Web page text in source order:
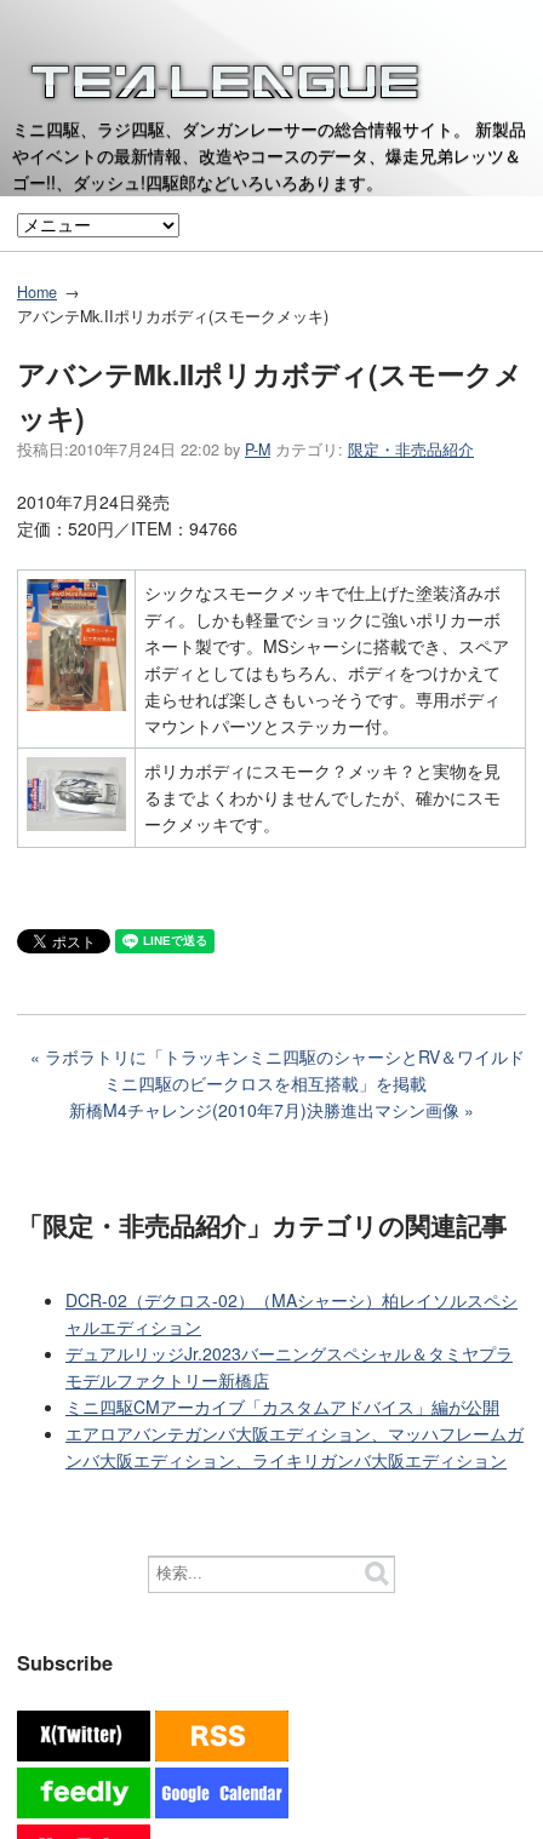
ミニ四駆、ラジ四駆、ダンガンレーサーの総合情報サイト。 新製品
やイベントの最新情報、改造やコースのデータ、爆走兄弟レッツ＆
ゴー!!、ダッシュ!四駆郎などいろいろあります。
Home
アバンテMk.IIポリカボディ(スモークメッキ)
アバンテMk.IIポリカボディ(スモークメ
ッキ)
投稿日:2010年7月24日 22:02 by P-M カテゴリ: 限定・非売品紹介
2010年7月24日発売
定価：520円／ITEM：94766
シックなスモークメッキで仕上げた塗装済みボ
ディ。しかも軽量でショックに強いポリカーボ
ネート製です。MSシャーシに搭載でき、スペア
ボディとしてはもちろん、ボディをつけかえて
走らせれば楽しさもいっそうです。専用ボディ
マウントパーツとステッカー付。
ポリカボディにスモーク？メッキ？と実物を見
るまでよくわかりませんでしたが、確かにスモ
ークメッキです。
ラボラトリに「トラッキンミニ四駆のシャーシとRV＆ワイルド
ミニ四駆のビークロスを相互搭載」を掲載
新橋M4チャレンジ(2010年7月)決勝進出マシン画像
「限定・非売品紹介」カテゴリの関連記事
DCR-02（デクロス-02）（MAシャーシ）柏レイソルスペシ
ャルエディション
デュアルリッジJr.2023バーニングスペシャル＆タミヤプラ
モデルファクトリー新橋店
ミニ四駆CMアーカイブ「カスタムアドバイス」編が公開
エアロアバンテガンバ大阪エディション、マッハフレームガ
ンバ大阪エディション、ライキリガンバ大阪エディション
Subscribe